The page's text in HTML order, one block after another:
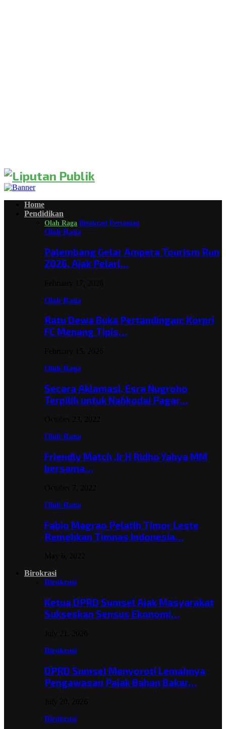
Home
Pendidikan
Olah Raga Birokrasi Pertanian
Olah Raga
Palembang Gelar Ampera Tourism Run
2026, Ajak Pelari…
Olah Raga
Ratu Dewa Buka Pertandingan: Korpri
FC Menang Tipis…
Olah Raga
Secara Aklamasi, Esra Nugroho
Terpilih untuk Nahkodai Pagar…
Olah Raga
Friendly Match ,Ir H Ridho Yahya MM
bersama…
Olah Raga
Fabio Magrao Pelatih Timor Leste
Remehkan Timnas Indonesia…
Birokrasi
Birokrasi
Ketua DPRD Sumsel Ajak Masyarakat
Sukseskan Sensus Ekonomi…
Birokrasi
DPRD Sumsel Menyoroti Lemahnya
Pengawasan Pajak Bahan Bakar…
Birokrasi